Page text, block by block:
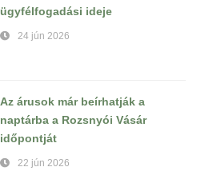
ügyfélfogadási ideje
24 jún 2026
Az árusok már beírhatják a
naptárba a Rozsnyói Vásár
időpontját
22 jún 2026